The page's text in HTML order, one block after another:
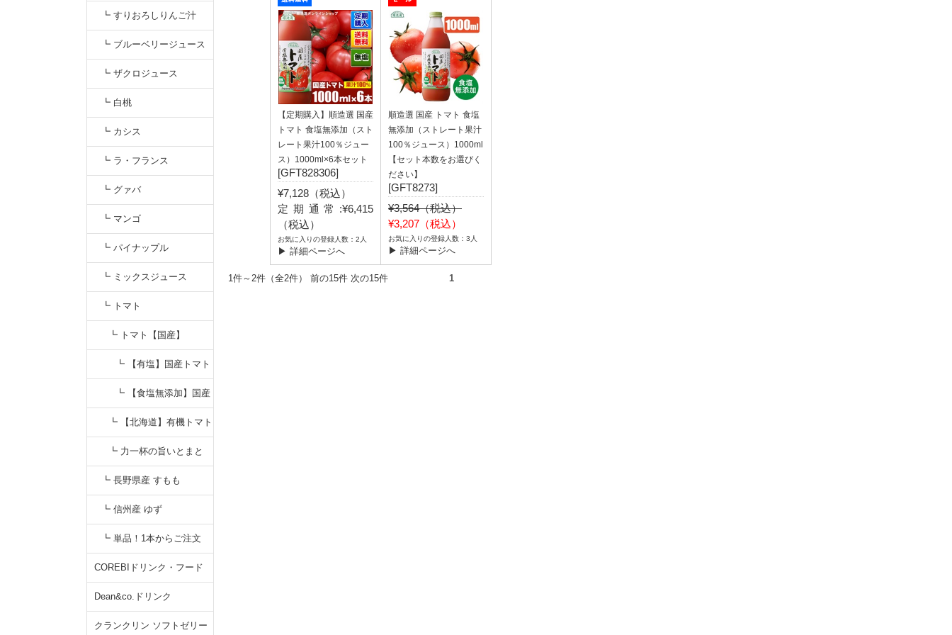
┗ すりおろしりんご汁
┗ ブルーベリージュース
┗ ザクロジュース
┗ 白桃
┗ カシス
┗ ラ・フランス
┗ グァバ
┗ マンゴ
┗ パイナップル
┗ ミックスジュース
┗ トマト
┗ トマト【国産】
┗ 【有塩】国産トマト
┗ 【食塩無添加】国産
トマト
┗ 【北海道】有機トマト
┗ 力一杯の旨いとまと
┗ 長野県産 すもも
┗ 信州産 ゆず
┗ 単品！1本からご注文
COREBIドリンク・フード
Dean&co.ドリンク
クランクリン ソフトゼリー
【定期購入】順造選 国産
トマト 食塩無添加（スト
レート果汁100％ジュー
ス）1000ml×6本セット
[GFT828306]
¥7,128（税込）
定期通常:¥6,415
（税込）
お気に入りの登録人数：2人
▶ 詳細ページへ
順造選 国産 トマト 食塩
無添加（ストレート果汁
100％ジュース）1000ml
【セット本数をお選びく
ださい】
[GFT8273]
¥3,564（税込）
¥3,207（税込）
お気に入りの登録人数：3人
▶ 詳細ページへ
1件～2件（全2件） 前の15件 次の15件 1